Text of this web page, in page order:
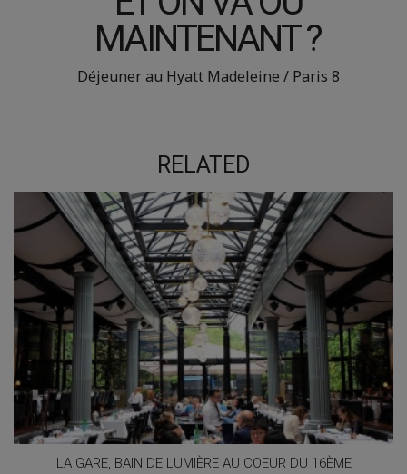
MAINTENANT ?
Déjeuner au Hyatt Madeleine / Paris 8
RELATED
LA GARE, BAIN DE LUMIÈRE AU COEUR DU 16ÈME